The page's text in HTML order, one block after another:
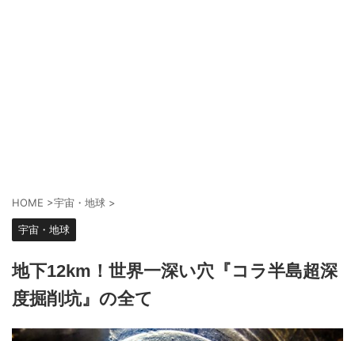
HOME >宇宙・地球 >
宇宙・地球
地下12km！世界一深い穴『コラ半島超深
度掘削坑』の全て